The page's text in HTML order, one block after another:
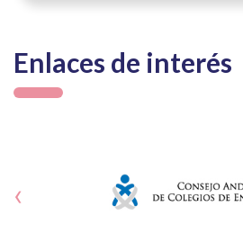
Enlaces de interés
‹